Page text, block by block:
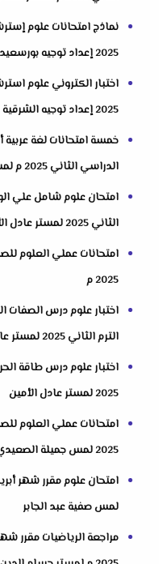
نماذج امتحانات علوم
2025 إعداد توجيه بورسعيد
اختبار الكتروني علوم
2025 إعداد توجيه الشرقية
خمسة امتحانات لغة عربية
الدراسي الثاني 2025 م لمستر سمير الغريب
امتحان علوم شامل علي
الثاني 2025 لمستر عادل الأمين
امتحانات عملي العلوم
2025 م
اختبار علوم درس الصفات
الترم الثاني 2025 لمستر عادل الأمين
اختبار علوم درس طاقة
2025 لمستر عادل الأمين
امتحانات عملي العلوم
2025 لمس جميلة الصعيدي
لمس صفية عبد الجابر
مراجعة الرياضيات مقرر